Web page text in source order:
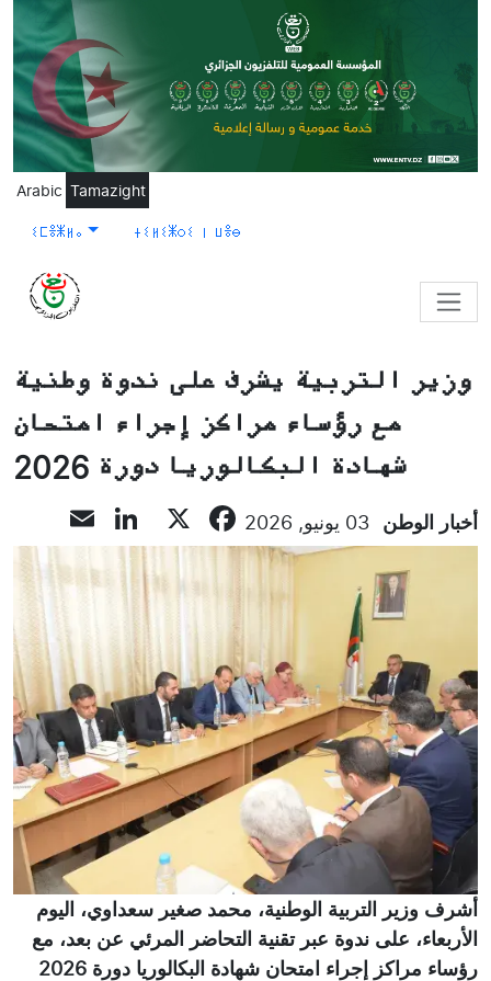
Skip to main content
Arabic Tamazight
ⵉⵎⴻⵥⵍⴰ ⵜⵉⵍⵉⵥⵔⵉ ⵏ ⵡⴻⴱ
وزير التربية يشرف على ندوة وطنية
مع رؤساء مراكز إجراء امتحان
شهادة البكالوريا دورة 2026
أخبار الوطن 03 يونيو, 2026 Facebook
أشرف وزير التربية الوطنية، محمد صغير سعداوي، اليوم
الأربعاء، على ندوة عبر تقنية التحاضر المرئي عن بعد، مع
رؤساء مراكز إجراء امتحان شهادة البكالوريا دورة 2026